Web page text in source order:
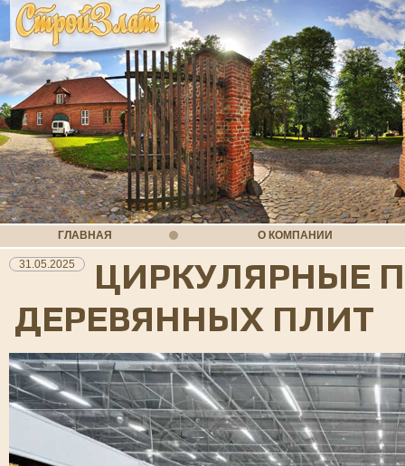
ГЛАВНАЯ О КОМПАНИИ
31.05.2025
ЦИРКУЛЯРНЫЕ
ДЕРЕВЯННЫХ ПЛИТ